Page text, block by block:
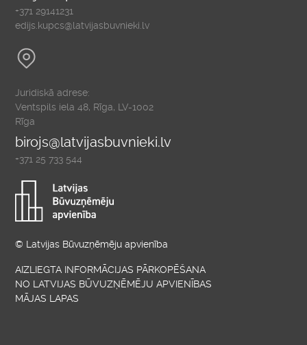
+371 29141231
edijs.kupcs@latvijasbuvnieki.lv
Juridiskā adrese:
Ventspils iela 48, Rīga, LV-1002
Rīga
birojs@latvijasbuvnieki.lv
+371 25 733 544
© Latvijas Būvuzņēmēju apvienība
AIZLIEGTA INFORMĀCIJAS PĀRKOPĒŠANA
NO LATVIJAS BŪVUZŅĒMĒJU APVIENĪBAS
MĀJAS LAPAS